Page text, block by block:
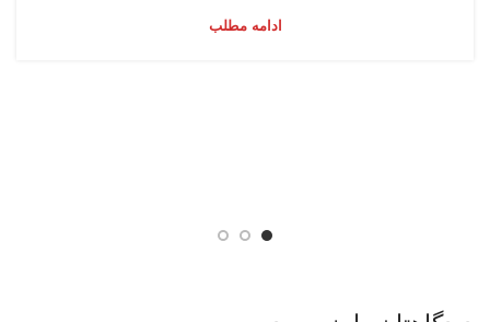
ادامه مطلب